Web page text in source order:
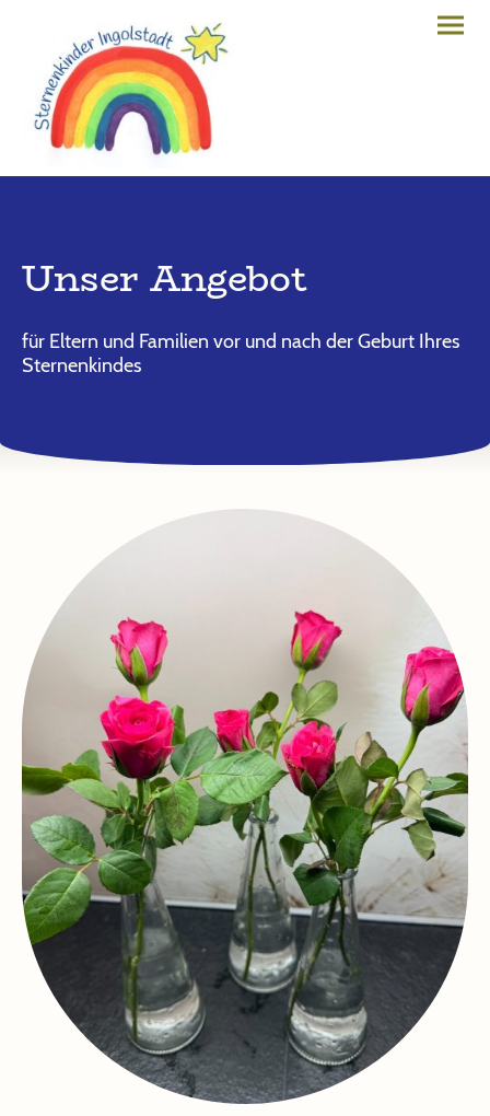
Unser Angebot
für Eltern und Familien vor und nach der Geburt Ihres
Sternenkindes